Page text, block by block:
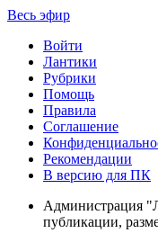
Весь эфир
Войти
Лантики
Рубрики
Помощь
Правила
Соглашение
Рекомендации
В версию для ПК
Администрация
публикации,